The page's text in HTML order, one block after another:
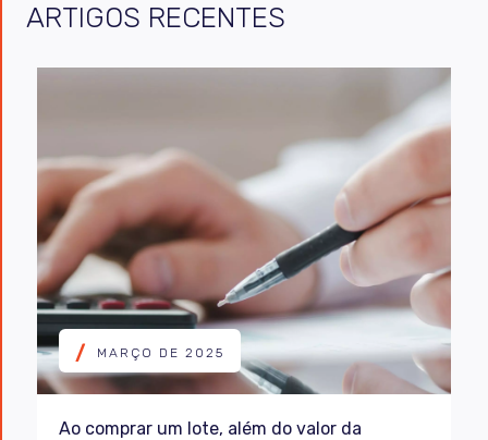
ARTIGOS RECENTES
/ MARÇO DE 2025
Ao comprar um lote, além do valor da